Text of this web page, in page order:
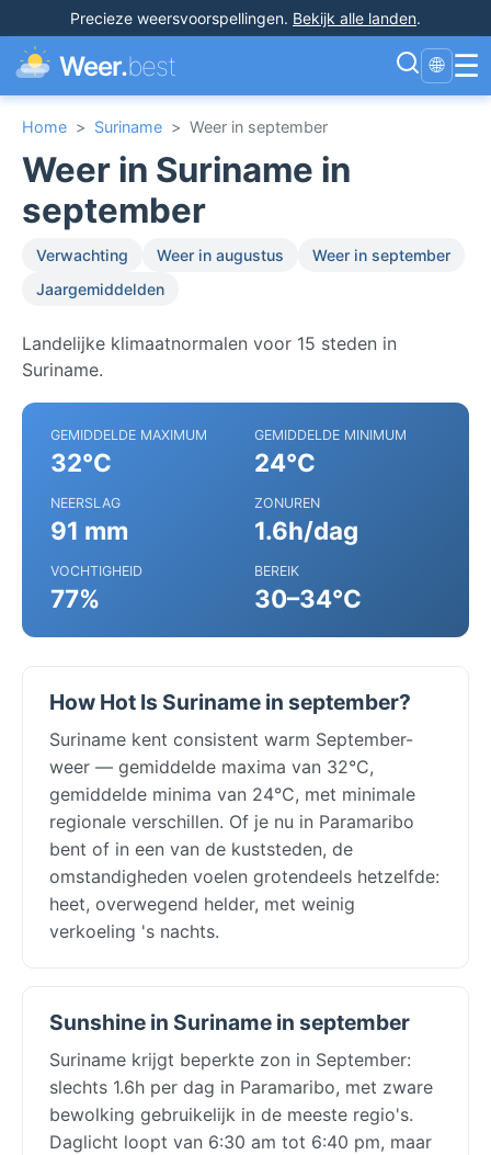
Precieze weersvoorspellingen. Bekijk alle landen.
Weer.best 🌐 ☰
Home > Suriname > Weer in september
Weer in Suriname in
september
Verwachting Weer in augustus
Weer in september
Jaargemiddelden
Landelijke klimaatnormalen voor 15 steden in
Suriname.
GEMIDDELDE MAXIMUM
32°C
GEMIDDELDE MINIMUM
24°C
NEERSLAG
91 mm
ZONUREN
1.6h/dag
VOCHTIGHEID
77%
BEREIK
30–34°C
How Hot Is Suriname in september?
Suriname kent consistent warm September-
weer — gemiddelde maxima van 32°C,
gemiddelde minima van 24°C, met minimale
regionale verschillen. Of je nu in Paramaribo
bent of in een van de kuststeden, de
omstandigheden voelen grotendeels hetzelfde:
heet, overwegend helder, met weinig
verkoeling 's nachts.
Sunshine in Suriname in september
Suriname krijgt beperkte zon in September:
slechts 1.6h per dag in Paramaribo, met zware
bewolking gebruikelijk in de meeste regio's.
Daglicht loopt van 6:30 am tot 6:40 pm, maar